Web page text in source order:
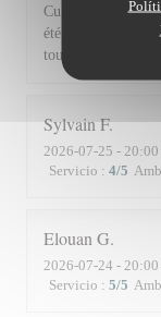
Cuisine, excellente
été recommandé
tour!
SylvainF
2026-07-25 -
Servicio : 4/5
Elouan G
2026-07-24 -
Servicio : 5/5